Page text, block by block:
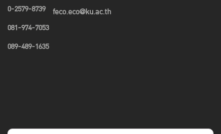
0-2579-8739
081-974-7053
089-489-1635
feco.eco@ku.ac.th